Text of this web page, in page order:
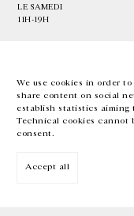
We use cookies in order
share content on social
establish statistics aiming
Technical cookies cannot
consent.
Accept all
LE SAMEDI
11H-19H
EN FR 中文
Inscrivez-vous à notre